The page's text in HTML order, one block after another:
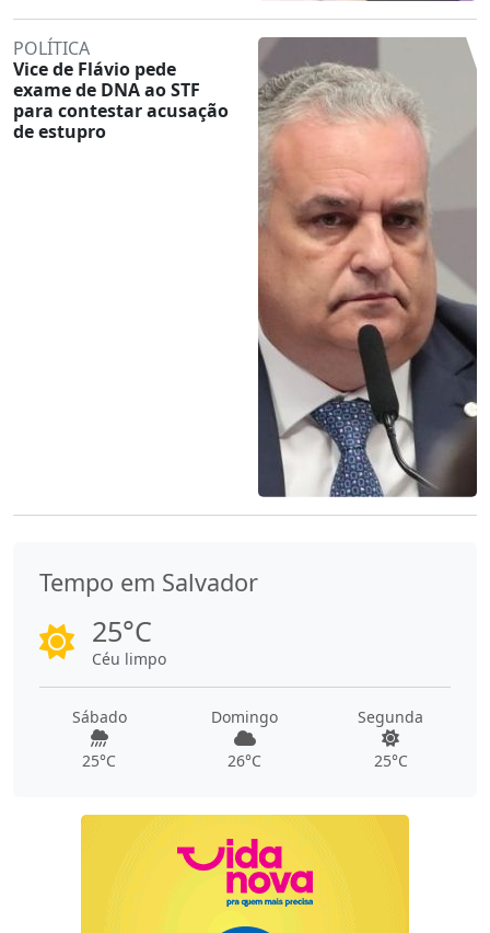
POLÍTICA
Vice de Flávio pede
exame de DNA ao STF
para contestar acusação
de estupro
Tempo em Salvador
25°C
Céu limpo
Sábado
25°C
Domingo
26°C
Segunda
25°C